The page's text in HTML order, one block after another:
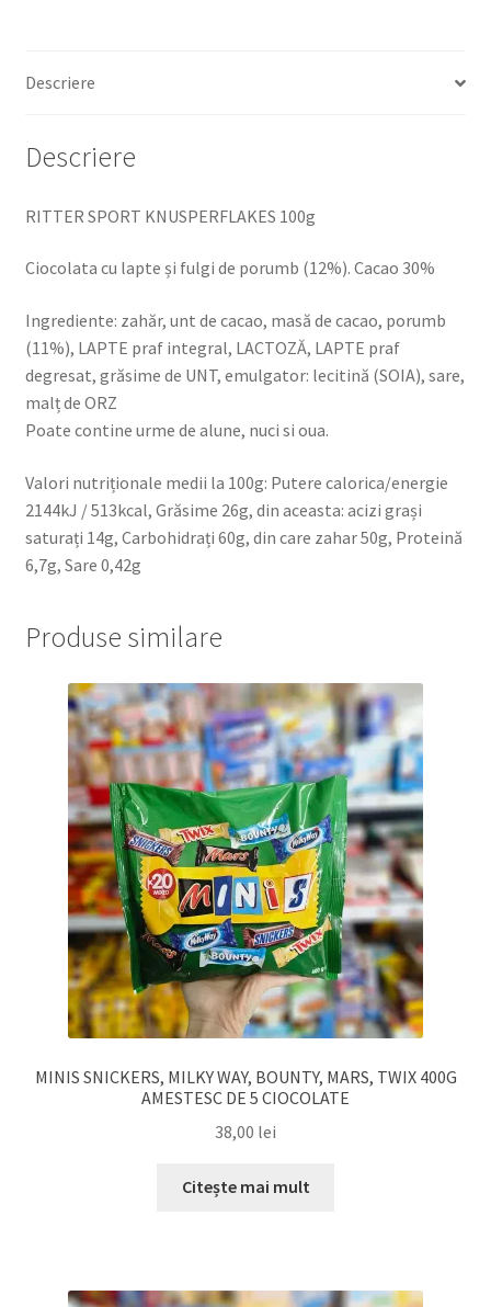
și
porumb
Cacao
Descriere
Descriere
RITTER SPORT KNUSPERFLAKES 100g
Ciocolata cu lapte și fulgi de porumb (12%). Cacao 30%
Ingrediente: zahăr, unt de cacao, masă de cacao, porumb
(11%), LAPTE praf integral, LACTOZĂ, LAPTE praf
degresat, grăsime de UNT, emulgator: lecitină (SOIA), sare,
malț de ORZ
Poate contine urme de alune, nuci si oua.
Valori nutriționale medii la 100g: Putere calorica/energie
2144kJ / 513kcal, Grăsime 26g, din aceasta: acizi grași
saturați 14g, Carbohidrați 60g, din care zahar 50g, Proteină
6,7g, Sare 0,42g
Produse similare
MINIS SNICKERS, MILKY WAY, BOUNTY, MARS, TWIX 400G
AMESTESC DE 5 CIOCOLATE
38,00 lei
Citește mai mult